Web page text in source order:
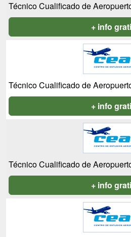
Técnico Cualificado de
+ info
Técnico Cualificado de
+ info
Técnico Cualificado de
+ info